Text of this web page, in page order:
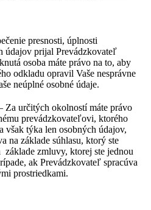
presnosti, úplnosti
údajov prijal Prevádzkovateľ
osoba máte právo na to, aby
odkladu opravil Vaše nesprávne
neúplné osobné údaje.
Za určitých okolností máte právo
prevádzkovateľovi, ktorého
však týka len osobných údajov,
na základe súhlasu, ktorý ste
zmluvy, ktorej ste jednou
ak Prevádzkovateľ spracúva
prostriedkami.